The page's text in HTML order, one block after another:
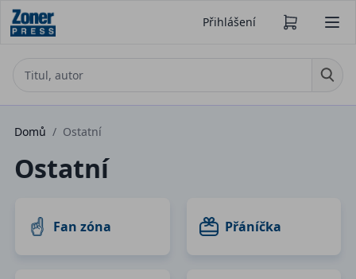
Přihlášení
Domů / Ostatní
Ostatní
Fan zóna Přáníčka